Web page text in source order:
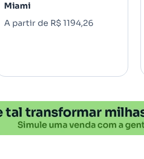
Miami
A partir de R$ 1194,26